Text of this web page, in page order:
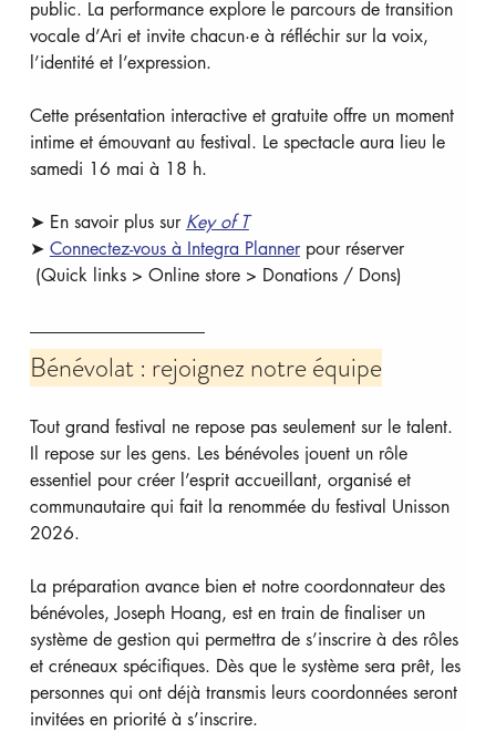
public. La performance explore le parcours de transition
vocale d’Ari et invite chacun·e à réfléchir sur la voix,
l’identité et l’expression.
Cette présentation interactive et gratuite offre un moment
intime et émouvant au festival. Le spectacle aura lieu le
samedi 16 mai à 18 h.
➤ En savoir plus sur Key of T
➤ Connectez-vous à Integra Planner pour réserver
(Quick links > Online store > Donations / Dons)
Bénévolat : rejoignez notre équipe
Tout grand festival ne repose pas seulement sur le talent.
Il repose sur les gens. Les bénévoles jouent un rôle
essentiel pour créer l’esprit accueillant, organisé et
communautaire qui fait la renommée du festival Unisson
2026.
La préparation avance bien et notre coordonnateur des
bénévoles, Joseph Hoang, est en train de finaliser un
système de gestion qui permettra de s’inscrire à des rôles
et créneaux spécifiques. Dès que le système sera prêt, les
personnes qui ont déjà transmis leurs coordonnées seront
invitées en priorité à s’inscrire.